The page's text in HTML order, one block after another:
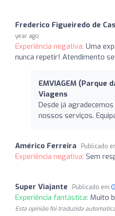
Frederico Figueiredo de
year ago
Experiência negativa: Uma
nunca repetir! Atendimento
EMVIAGEM (Parque
Viagens
Desde já
nossos serviços.
Américo Ferreira Publicado
Experiência negativa: Sem
Super Viajante Publicado em
Experiência fantástica: Muito
Esta opinião foi traduzida